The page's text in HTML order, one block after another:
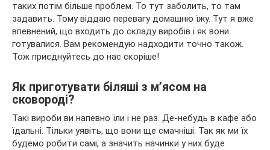
таких потім більше проблем. То тут заболить, то там
задавить. Тому віддаю перевагу домашню їжу. Тут я вже
впевнений, що входить до складу виробів і як вони
готувалися. Вам рекомендую надходити точно також.
Тож приєднуйтесь до нас скоріше!
Як приготувати біляші з м’ясом на
сковороді?
Такі вироби ви напевно їли і не раз. Де-небудь в кафе або
їдальні. Тільки уявіть, що вони ще смачніші. Так як ми їх
будемо робити самі, а значить начинки у них буде